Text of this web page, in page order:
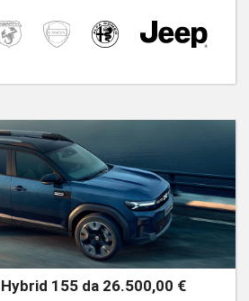
155 da 26.500,00 €